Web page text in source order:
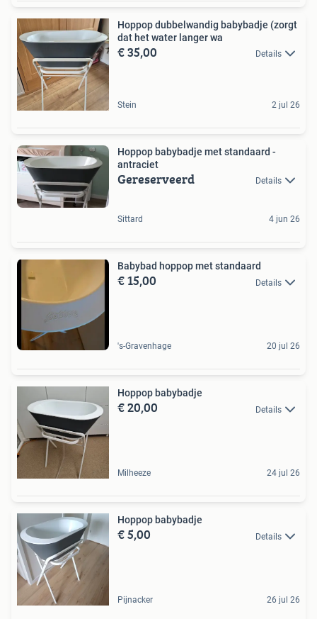
Hoppop dubbelwandig babybadje (zorgt
dat het water langer wa
€ 35,00 Details
Stein 2 jul 26
Hoppop babybadje met standaard -
antraciet
Gereserveerd Details
Sittard 4 jun 26
Babybad hoppop met standaard
€ 15,00 Details
's-Gravenhage 20 jul 26
Hoppop babybadje
€ 20,00 Details
Milheeze 24 jul 26
Hoppop babybadje
€ 5,00 Details
Pijnacker 26 jul 26